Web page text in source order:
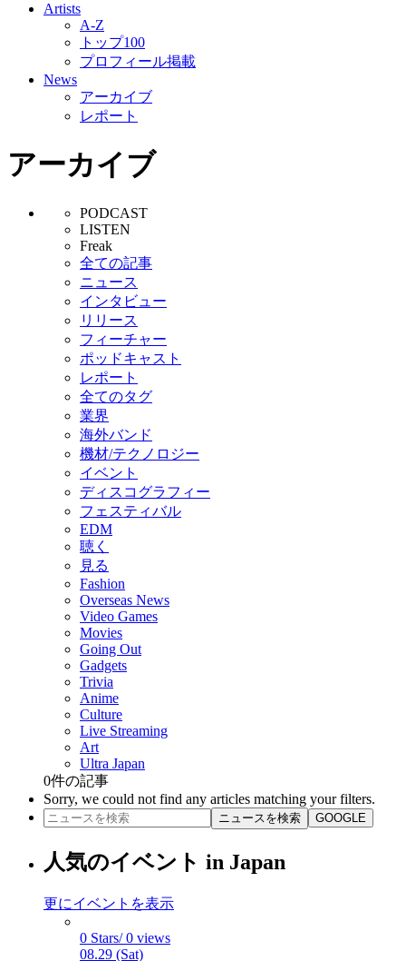
Artists
A-Z
トップ100
プロフィール掲載
News
アーカイブ
レポート
アーカイブ
PODCAST
LISTEN
Freak
全ての記事
ニュース
インタビュー
リリース
フィーチャー
ポッドキャスト
レポート
全てのタグ
業界
海外バンド
機材/テクノロジー
イベント
ディスコグラフィー
フェスティバル
EDM
聴く
見る
Fashion
Overseas News
Video Games
Movies
Going Out
Gadgets
Trivia
Anime
Culture
Live Streaming
Art
Ultra Japan
0件の記事
Sorry, we could not find any articles matching your filters.
ニュースを検索 GOOGLE
人気のイベント in Japan
更にイベントを表示
0 Stars/ 0 views
08.29 (Sat)